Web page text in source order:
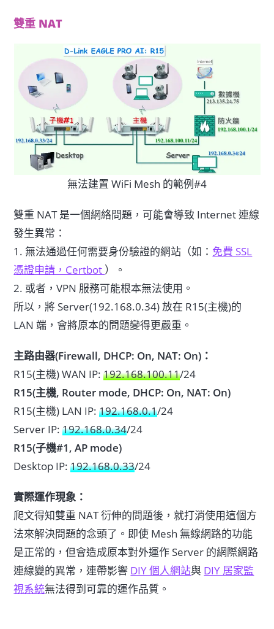
雙重 NAT
無法建置 WiFi Mesh 的範例#4
雙重 NAT 是一個網絡問題，可能會導致 Internet 連線
發生異常：
1. 無法通過任何需要身份驗證的網站（如： 免費 SSL
憑證申請，Certbot ）。
2. 或者，VPN 服務可能根本無法使用。
所以，將 Server(192.168.0.34) 放在 R15(主機)的
LAN 端，會將原本的問題變得更嚴重。
主路由器(Firewall, DHCP: On, NAT: On)：
R15(主機) WAN IP:192.168.100.11/24
R15(主機, Router mode, DHCP: On, NAT: On)
R15(主機) LAN IP:192.168.0.1/24
Server IP:192.168.0.34/24
R15(子機#1, AP mode)
Desktop IP:192.168.0.33/24
實際運作現象：
爬文得知雙重 NAT 衍伸的問題後，就打消使用這個方
法來解決問題的念頭了。即使 Mesh 無線網路的功能
是正常的，但會造成原本對外運作 Server 的網際網路
連線變的異常，連帶影響 DIY 個人網站與 DIY 居家監
視系統無法得到可靠的運作品質。